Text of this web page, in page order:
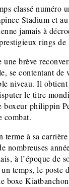
classé numéro
Stadium et
jamais à
rings
brève
se contentant de
niveau. Il
le titre
boxeur philippin
combat.
terme à sa
nombreuses
à l’époque de
temps, le poste
boxe